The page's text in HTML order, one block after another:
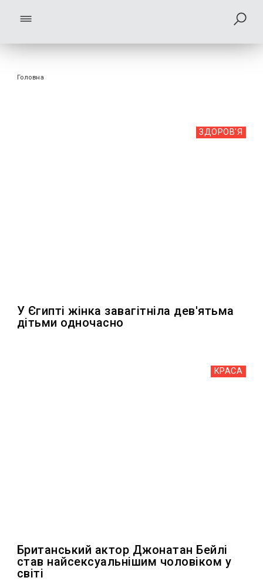
Головна
ЗДОРОВ'Я
У Єгипті жінка завагітніла дев'ятьма
дітьми одночасно
КРАСА
Британський актор Джонатан Бейлі
став найсексуальнішим чоловіком у
світі